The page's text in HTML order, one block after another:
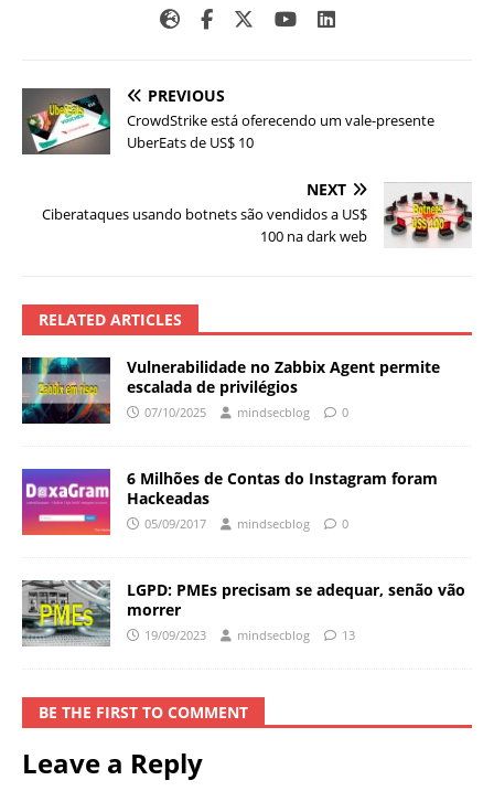
PREVIOUS
CrowdStrike está oferecendo um vale-presente
UberEats de US$ 10
NEXT
Ciberataques usando botnets são vendidos a US$
100 na dark web
RELATED ARTICLES
Vulnerabilidade no Zabbix Agent permite
escalada de privilégios
07/10/2025 mindsecblog 0
6 Milhões de Contas do Instagram foram
Hackeadas
05/09/2017 mindsecblog 0
LGPD: PMEs precisam se adequar, senão vão
morrer
19/09/2023 mindsecblog 13
BE THE FIRST TO COMMENT
Leave a Reply